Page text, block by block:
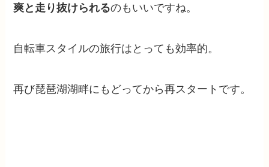
爽と走り抜けられるのもいいですね。
自転車スタイルの旅行はとっても効率的。
再び琵琶湖湖畔にもどってから再スタートです。